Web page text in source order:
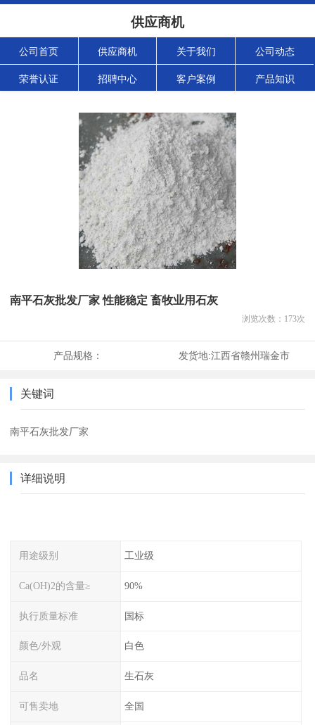
供应商机
公司首页 供应商机 关于我们 公司动态
荣誉认证 招聘中心 客户案例 产品知识
南平石灰批发厂家 性能稳定 畜牧业用石灰
浏览次数： 173次
产品规格： 发货地:江西省赣州瑞金市
关键词
南平石灰批发厂家
详细说明
用途级别 工业级
Ca(OH)2的含量≥ 90%
执行质量标准 国标
颜色/外观 白色
品名 生石灰
可售卖地 全国